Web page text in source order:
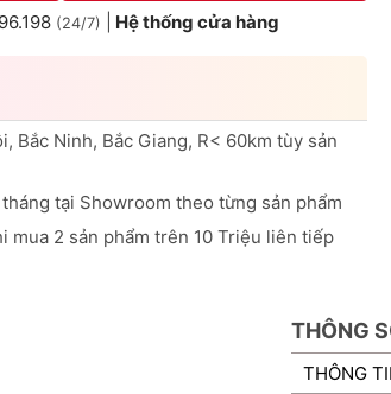
(24/7) Hệ thống cửa hàng
Bắc Ninh, Bắc Giang, R< 60km tùy sản
tại Showroom theo từng sản phẩm
mua 2 sản phẩm trên 10 Triệu liên tiếp
THÔNG
THÔNG